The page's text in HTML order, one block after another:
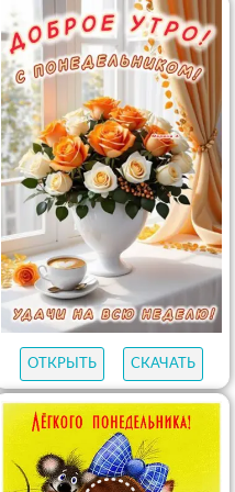
ОТКРЫТЬ СКАЧАТЬ